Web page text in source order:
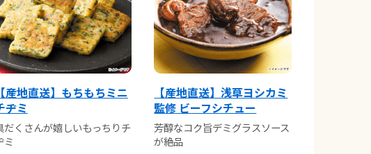
【産地直送】もちもちミニ
ヂミ
だくさんが嬉しいもっちりチ
ミ
【産地直送】浅草ヨシカミ
監修 ビーフシチュー
芳醇なコク旨デミグラスソース
が絶品